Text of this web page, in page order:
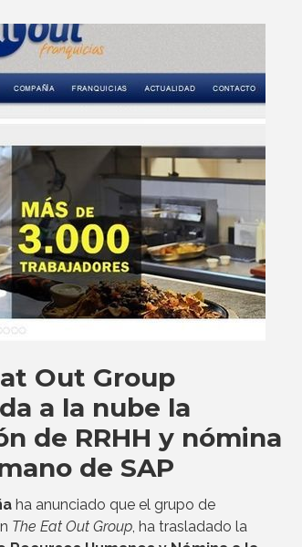
Out Group
a la nube la
de RRHH y nómina
de SAP
ha anunciado que el grupo de
The Eat Out Group , ha trasladado la